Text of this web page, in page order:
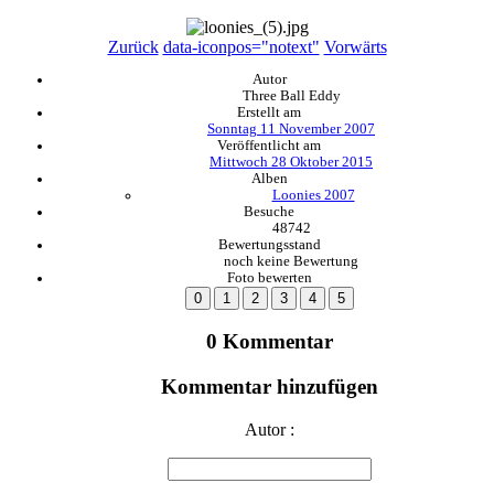
Zurück data-iconpos="notext" Vorwärts
Autor
Three Ball Eddy
Erstellt am
Sonntag 11 November 2007
Veröffentlicht am
Mittwoch 28 Oktober 2015
Alben
Loonies 2007
Besuche
48742
Bewertungsstand
noch keine Bewertung
Foto bewerten
0 Kommentar
Kommentar hinzufügen
Autor :